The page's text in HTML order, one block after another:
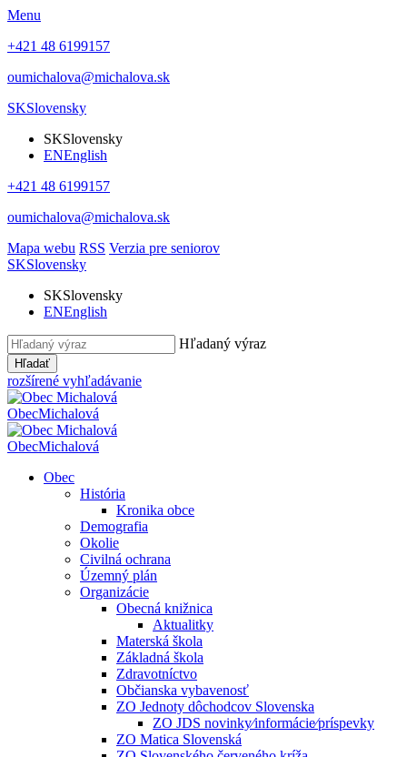
Menu
+421 48 6199157
oumichalova@michalova.sk
SKSlovensky
SKSlovensky
ENEnglish
+421 48 6199157
oumichalova@michalova.sk
Mapa webu RSS Verzia pre seniorov
SKSlovensky
SKSlovensky
ENEnglish
Hľadaný výraz
Hľadať
rozšírené vyhľadávanie
ObecMichalová
ObecMichalová
Obec
História
Kronika obce
Demografia
Okolie
Civilná ochrana
Územný plán
Organizácie
Obecná knižnica
Aktualitky
Materská škola
Základná škola
Zdravotníctvo
Občianska vybavenosť
ZO Jednoty dôchodcov Slovenska
ZO JDS novinky⁄informácie⁄príspevky
ZO Matica Slovenská